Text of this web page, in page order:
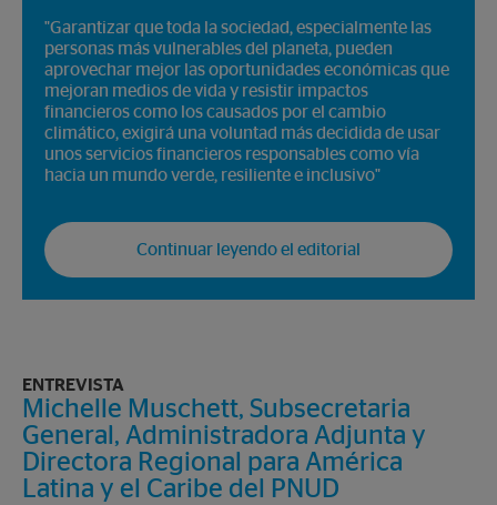
"Garantizar que toda la sociedad, especialmente las
personas más vulnerables del planeta, pueden
aprovechar mejor las oportunidades económicas que
mejoran medios de vida y resistir impactos
financieros como los causados por el cambio
climático, exigirá una voluntad más decidida de usar
unos servicios financieros responsables como vía
hacia un mundo verde, resiliente e inclusivo"
Continuar leyendo el editorial
ENTREVISTA
Michelle Muschett, Subsecretaria
General, Administradora Adjunta y
Directora Regional para América
Latina y el Caribe del PNUD